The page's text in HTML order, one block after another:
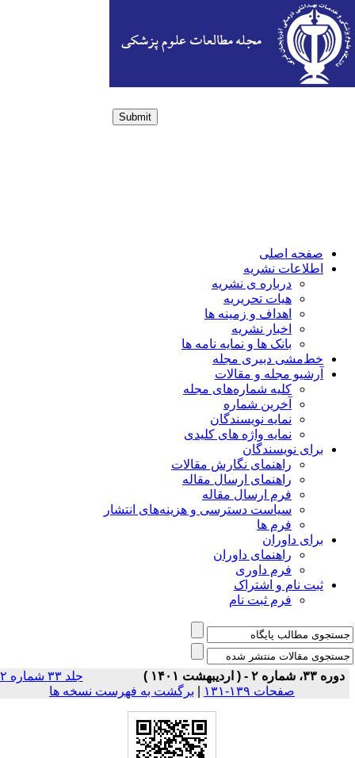
Submit
صفحه اصلی
اطلاعات نشریه
درباره ی نشریه
هیات تحریریه
اهداف و زمینه ها
اخبار نشریه
بانک ها و نمایه نامه ها
خط‌مشی دبیری مجله
آرشیو مجله و مقالات
کلیه شماره‌های مجله
آخرین شماره
نمایه نویسندگان
نمایه واژه های کلیدی
برای نویسندگان
راهنمای نگارش مقالات
راهنمای ارسال مقاله
فرم ارسال مقاله
سیاست دسترسی و هزینه‌های انتشار
فرم ها
برای داوران
راهنمای داوران
فرم داوری
ثبت نام و اشتراک
فرم ثبت نام
دوره ۳۳، شماره ۲ - ( اردیبهشت ۱۴۰۱ )
جلد ۳۳ شماره ۲
صفحات ۱۳۹-۱۳۱
| برگشت به فهرست نسخه ها